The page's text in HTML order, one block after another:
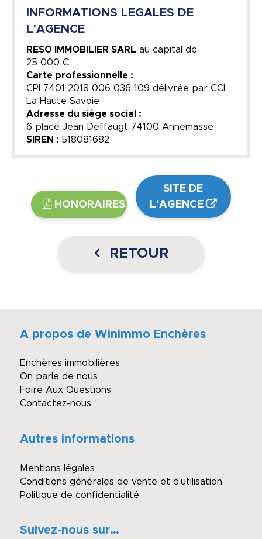
INFORMATIONS LEGALES DE
L'AGENCE
RESO IMMOBILIER SARL au capital de
25 000 €
Carte professionnelle :
CPI 7401 2018 006 036 109 délivrée par CCI
La Haute Savoie
Adresse du siège social :
6 place Jean Deffaugt 74100 Annemasse
SIREN : 518081682
HONORAIRES
SITE DE
L'AGENCE
RETOUR
A propos de Winimmo Enchères
Enchères immobilières
On parle de nous
Foire Aux Questions
Contactez-nous
Autres informations
Mentions légales
Conditions générales de vente et d’utilisation
Politique de confidentialité
Suivez-nous sur…